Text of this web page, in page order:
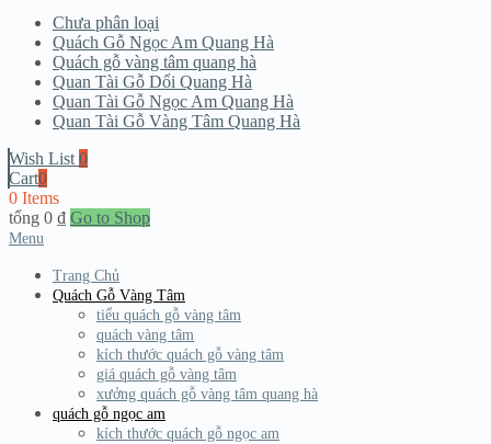
Chưa phân loại
Quách Gỗ Ngọc Am Quang Hà
Quách gỗ vàng tâm quang hà
Quan Tài Gỗ Dổi Quang Hà
Quan Tài Gỗ Ngọc Am Quang Hà
Quan Tài Gỗ Vàng Tâm Quang Hà
Wish List 0
Cart0
0 Items
tổng 0 ₫ Go to Shop
Menu
Trang Chủ
Quách Gỗ Vàng Tâm
tiểu quách gỗ vàng tâm
quách vàng tâm
kích thước quách gỗ vàng tâm
giá quách gỗ vàng tâm
xưởng quách gỗ vàng tâm quang hà
quách gỗ ngọc am
kích thước quách gỗ ngọc am